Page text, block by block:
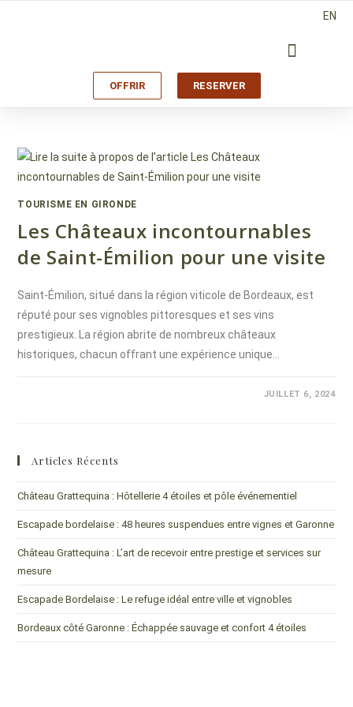
EN
OFFRIR RESERVER
TOURISME EN GIRONDE
Les Châteaux incontournables
de Saint-Émilion pour une visite
Saint-Émilion, situé dans la région viticole de Bordeaux, est
réputé pour ses vignobles pittoresques et ses vins
prestigieux. La région abrite de nombreux châteaux
historiques, chacun offrant une expérience unique…
JUILLET 6, 2024
Articles Récents
Château Grattequina : Hôtellerie 4 étoiles et pôle événementiel
Escapade bordelaise : 48 heures suspendues entre vignes et Garonne
Château Grattequina : L’art de recevoir entre prestige et services sur
mesure
Escapade Bordelaise : Le refuge idéal entre ville et vignobles
Bordeaux côté Garonne : Échappée sauvage et confort 4 étoiles